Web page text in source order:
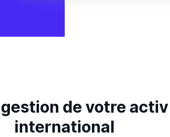
de votre
international